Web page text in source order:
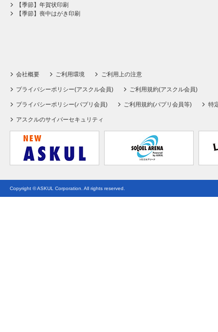
【季節】年賀状印刷
【季節】喪中はがき印刷
会社概要 ご利用環境 ご利用上の注意
プライバシーポリシー(アスクル会員) ご利用規約(アスクル会員)
プライバシーポリシー(パプリ会員) ご利用規約(パプリ会員等) 特
アスクルのサイバーセキュリティ
Copyright © ASKUL Corporation. All rights reserved.